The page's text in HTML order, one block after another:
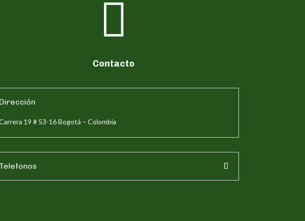

Contacto
Dirección
19 # 53-16 Bogotá – Colombia
Telefonos